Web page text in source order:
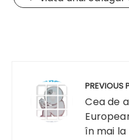
articole
PREVIOUS
Cea de
în mai la